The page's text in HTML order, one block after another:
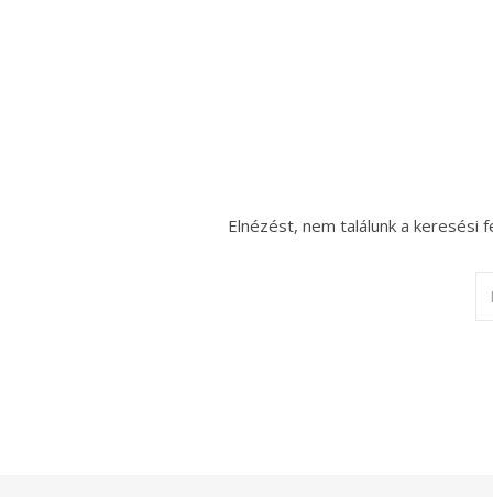
Elnézést, nem találunk a keresési